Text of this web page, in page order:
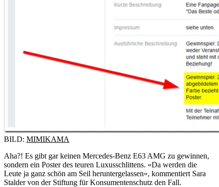
BILD: MIMIKAMA
Aha?! Es gibt gar keinen Mercedes-Benz E63 AMG zu gewinnen,
sondern ein Poster des teuren Luxusschlittens. «Da werden die
Leute ja ganz schön am Seil heruntergelassen», kommentiert Sara
Stalder von der Stiftung für Konsumentenschutz den Fall.